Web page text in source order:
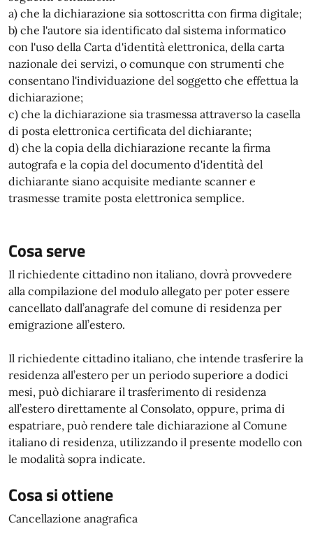
a) che la dichiarazione sia sottoscritta con firma digitale;
b) che l'autore sia identificato dal sistema informatico
con l'uso della Carta d'identità elettronica, della carta
nazionale dei servizi, o comunque con strumenti che
consentano l'individuazione del soggetto che effettua la
dichiarazione;
c) che la dichiarazione sia trasmessa attraverso la casella
di posta elettronica certificata del dichiarante;
d) che la copia della dichiarazione recante la firma
autografa e la copia del documento d'identità del
dichiarante siano acquisite mediante scanner e
trasmesse tramite posta elettronica semplice.
Cosa serve
Il richiedente cittadino non italiano, dovrà provvedere
alla compilazione del modulo allegato per poter essere
cancellato dall’anagrafe del comune di residenza per
emigrazione all’estero.
Il richiedente cittadino italiano, che intende trasferire la
residenza all’estero per un periodo superiore a dodici
mesi, può dichiarare il trasferimento di residenza
all’estero direttamente al Consolato, oppure, prima di
espatriare, può rendere tale dichiarazione al Comune
italiano di residenza, utilizzando il presente modello con
le modalità sopra indicate.
Cosa si ottiene
Cancellazione anagrafica